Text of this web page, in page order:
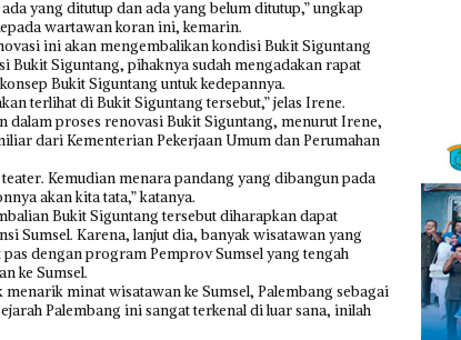
yang ditutup dan ada yang belum ditutup,” ungkap
wartawan koran ini, kemarin.
ini akan mengembalikan kondisi Bukit Siguntang
Bukit Siguntang, pihaknya sudah mengadakan rapat
Bukit Siguntang untuk kedepannya.
terlihat di Bukit Siguntang tersebut,” jelas Irene.
dalam proses renovasi Bukit Siguntang, menurut Irene,
dari Kementerian Pekerjaan Umum dan Perumahan
Kemudian menara pandang yang dibangun pada
akan kita tata,” katanya.
Bukit Siguntang tersebut diharapkan dapat
Sumsel. Karena, lanjut dia, banyak wisatawan yang
dengan program Pemprov Sumsel yang tengah
ke Sumsel.
minat wisatawan ke Sumsel, Palembang sebagai
Palembang ini sangat terkenal di luar sana, inilah